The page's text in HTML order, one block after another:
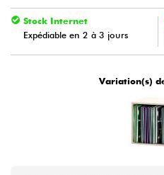
Violons & Quatuor
Eveil Musical
Stock Internet
Expédiable en 2 à 3 jours
Variation(s)